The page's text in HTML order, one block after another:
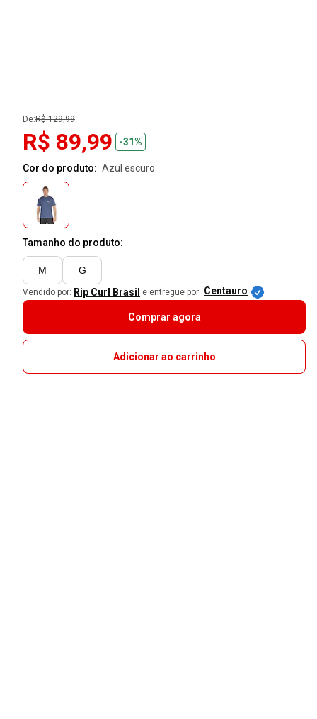
De:R$ 129,99
R$ 89,99 -31%
Cor do produto: azul escuro
Tamanho do produto:
M G
Vendido por: Rip Curl Brasil e entregue por Centauro
Comprar agora
Adicionar ao carrinho